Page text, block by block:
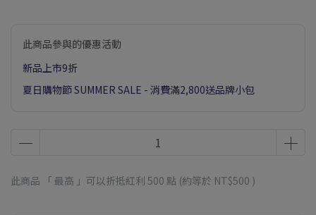
此商品參與的優惠活動
新品上市9折
夏日購物節 SUMMER SALE - 消費滿2,800送品牌小包
此商品 「 最高 」可以折抵紅利 500 點 (約等於 NT$500 )